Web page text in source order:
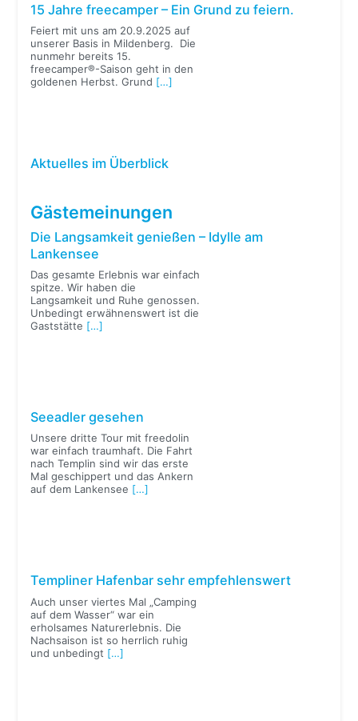
15 Jahre freecamper – Ein Grund zu feiern.
Feiert mit uns am 20.9.2025 auf
unserer Basis in Mildenberg. Die
nunmehr bereits 15.
freecamper®-Saison geht in den
goldenen Herbst. Grund […]
Aktuelles im Überblick
Gästemeinungen
Die Langsamkeit genießen – Idylle am
Lankensee
Das gesamte Erlebnis war einfach
spitze. Wir haben die
Langsamkeit und Ruhe genossen.
Unbedingt erwähnenswert ist die
Gaststätte […]
Seeadler gesehen
Unsere dritte Tour mit freedolin
war einfach traumhaft. Die Fahrt
nach Templin sind wir das erste
Mal geschippert und das Ankern
auf dem Lankensee […]
Templiner Hafenbar sehr empfehlenswert
Auch unser viertes Mal „Camping
auf dem Wasser“ war ein
erholsames Naturerlebnis. Die
Nachsaison ist so herrlich ruhig
und unbedingt […]